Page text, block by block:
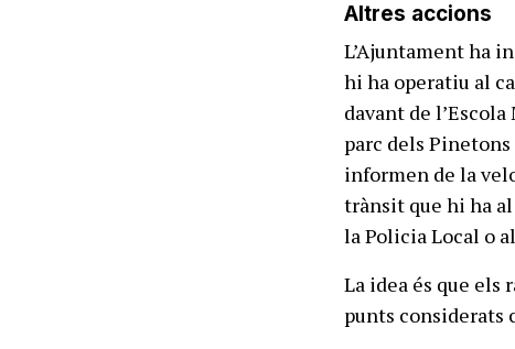
Altres accions
L’Ajuntament ha
hi ha operatiu al
davant de
parc dels
informen de la
trànsit que hi ha
la Policia Local o
La idea és que els
punts considerats